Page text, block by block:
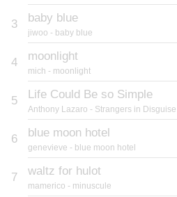
3 baby blue
jiwoo - baby blue
4 moonlight
mich - moonlight
5 Life Could Be so Simple
Anthony Lazaro - Strangers in Disguise
6 blue moon hotel
genevieve - blue moon hotel
7 waltz for hulot
mamerico - minuscule